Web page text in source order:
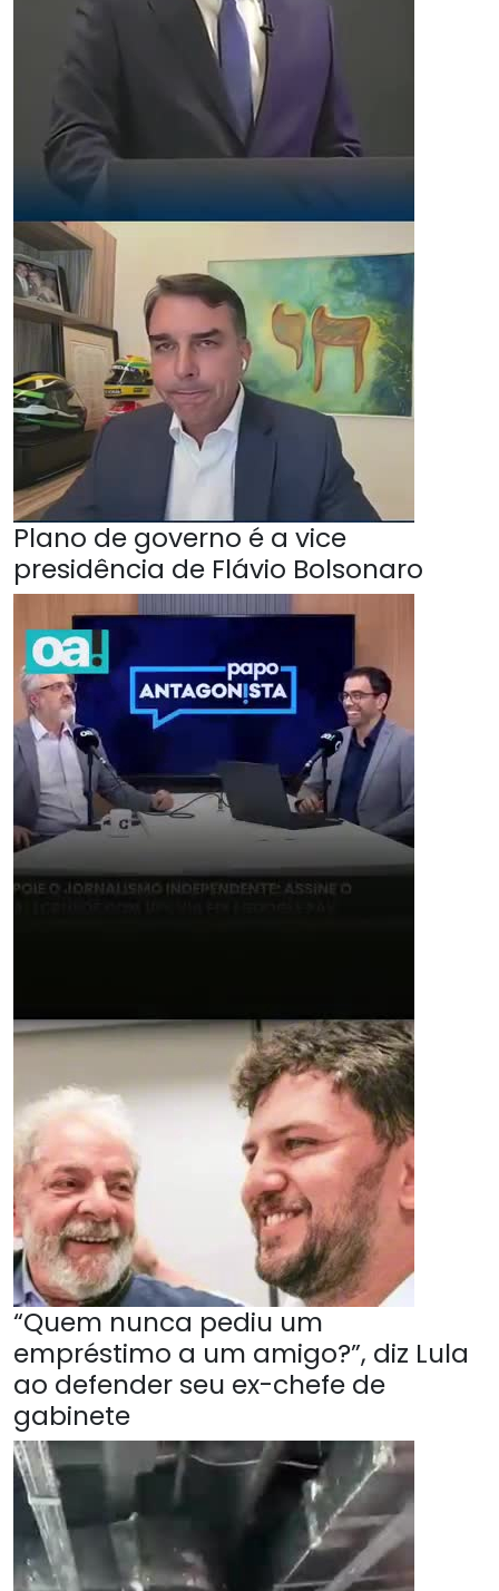
Plano de governo é a vice
presidência de Flávio Bolsonaro
“Quem nunca pediu um
empréstimo a um amigo?”, diz Lula
ao defender seu ex-chefe de
gabinete